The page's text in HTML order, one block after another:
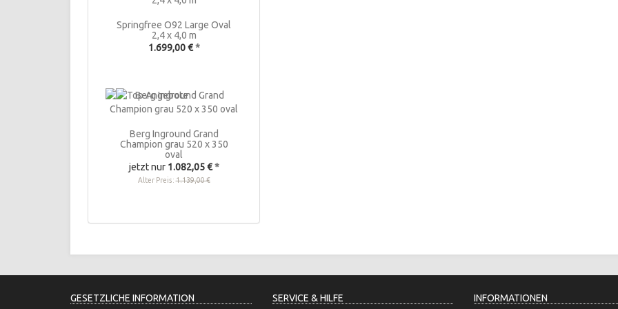
Springfree O92 Large Oval
2,4 x 4,0 m
1.699,00 € *
Berg Inground Grand
Champion grau 520 x 350
oval
jetzt nur 1.082,05 € *
Alter Preis:1.139,00 €
GESETZLICHE INFORMATION SERVICE & HILFE INFORMATIONEN